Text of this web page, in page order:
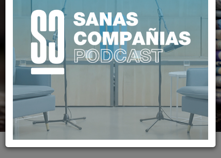
IDIS EN LOSMEDIOS